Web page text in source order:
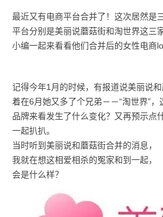
最近又有电商平台合并了！这次居然是
平台分别是美丽说蘑菇街和淘世界这三
小编一起来看看他们合并后的女性电商
记得今年1月的时候，有报道说美丽说
着在6月她又多了个兄弟－－“淘世界”
品牌来看发生了什么变化？又再预示点
一起扒扒。
当时听到美丽说和蘑菇街合并的消息，
我就在想这相爱相杀的冤家和到一起，
会是什么样？